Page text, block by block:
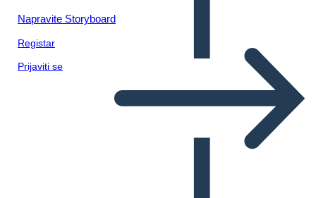
Napravite Storyboard
Registar
Prijaviti se